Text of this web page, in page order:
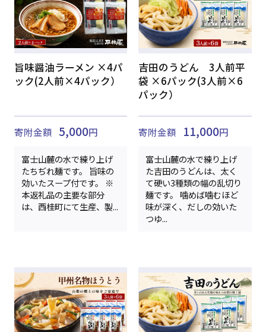
旨味醤油ラーメン ×4パ
ック(2人前×4パック）
寄附金額 5,000円
富士山麓の水で練り上げ
たちぢれ麺です。 旨味の
効いたスープ付です。 ※
本返礼品の主要な部分
は、西桂町にて生産、製...
吉田のうどん 3人前平
袋 ×6パック(3人前×6
パック）
寄附金額 11,000円
富士山麓の水で練り上げ
た吉田のうどんは、太く
て硬い3種類の幅の乱切り
麺です。 噛めば噛むほど
味が深く、だしの効いた
つゆ...